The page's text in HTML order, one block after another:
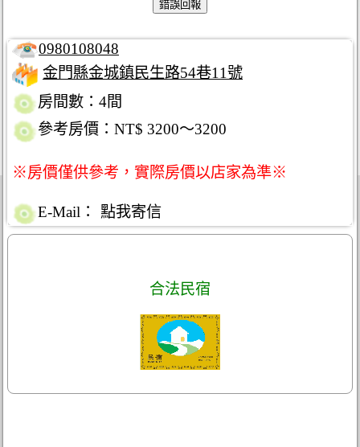
0980108048
金門縣金城鎮民生路54巷11號
房間數：4間
參考房價：NT$ 3200～3200
※房價僅供參考，實際房價以店家為準※
E-Mail： 點我寄信
合法民宿